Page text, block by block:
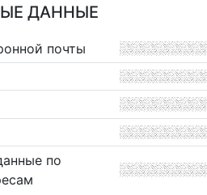
ДАННЫЕ
почты
по